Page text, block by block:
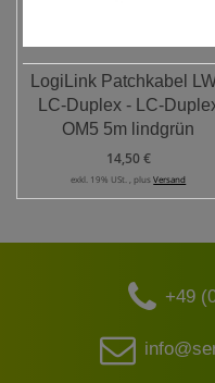
LogiLink Patchkabel
LC-Duplex - LC-
OM5 5m lindgrün
14,50 €
exkl. 19% USt. , plusVersand
+49